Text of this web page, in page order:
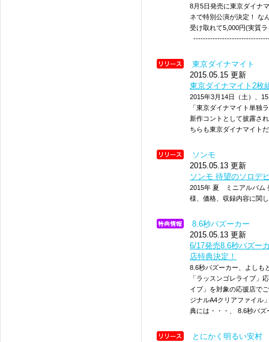
8月5日発売に東京ダイナ
ネで特別公演が決定！ な
受け取れて5,000円(実質
東京ダイナマイト
2015.05.15 更新
東京ダイナマイト2枚
2015年3月14日（土）、
「東京ダイナマイト単独
新作コントとして披露さ
ちらも東京ダイナマイト
ソンモ
2015.05.13 更新
ソンモ 待望のソロデ
2015年 夏 ミニアルバム
様、価格、収録内容に関
8.6秒バズーカー
2015.05.13 更新
6/17発売8.6秒バズー
店特典決定！
8.6秒バズーカー、よしも
「ラッスンゴレライブ
イブ」を対象の応援店で
ジナルA4クリアファイル
典には・・・、 8.6秒バズ
とにかく明るい安村